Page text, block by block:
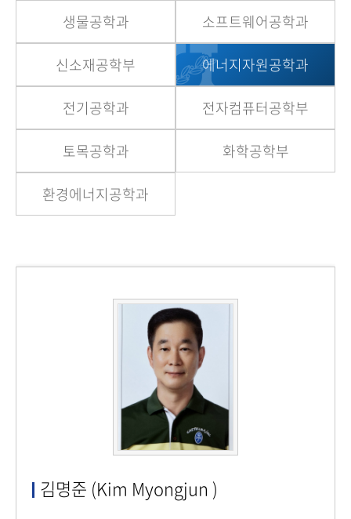
생물공학과 소프트웨어공학과
신소재공학부 에너지자원공학과
전기공학과 전자컴퓨터공학부
토목공학과 화학공학부
환경에너지공학과
김명준 (Kim Myongjun )